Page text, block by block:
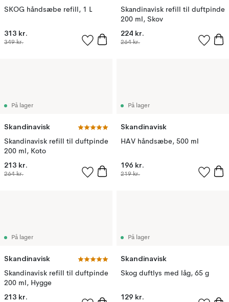
SKOG håndsæbe refill, 1 L
313 kr.
349 kr.
Skandinavisk refill til duftpinde
200 ml, Skov
224 kr.
264 kr.
På lager
Skandinavisk
Skandinavisk refill til duftpinde
200 ml, Koto
213 kr.
264 kr.
På lager
Skandinavisk
HAV håndsæbe, 500 ml
196 kr.
219 kr.
På lager
Skandinavisk
Skandinavisk refill til duftpinde
200 ml, Hygge
213 kr.
På lager
Skandinavisk
Skog duftlys med låg, 65 g
129 kr.